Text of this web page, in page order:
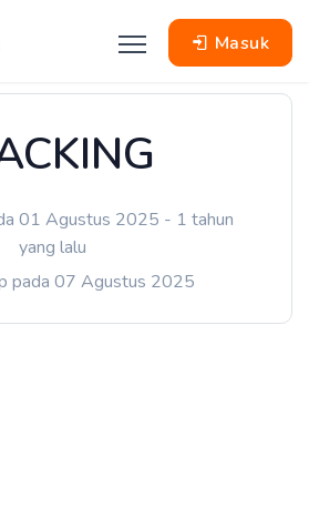
Masuk
01 Agustus 2025 - 1 tahun
yang lalu
pada 07 Agustus 2025